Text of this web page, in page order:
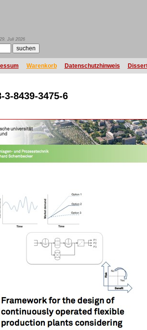
Juli 2026
Warenkorb Datenschutzhinweis
3-8439-3475-6